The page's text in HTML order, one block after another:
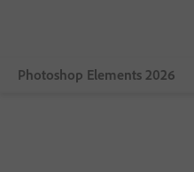
Photoshop Elements 2026